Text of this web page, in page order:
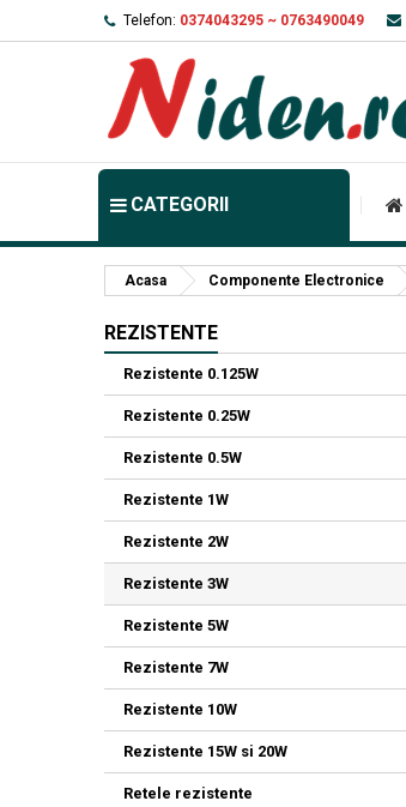
Telefon: 0374043295 ~ 0763490049
CATEGORII
Acasa Componente Electronice
REZISTENTE
Rezistente 0.125W
Rezistente 0.25W
Rezistente 0.5W
Rezistente 1W
Rezistente 2W
Rezistente 3W
Rezistente 5W
Rezistente 7W
Rezistente 10W
Rezistente 15W si 20W
Retele rezistente